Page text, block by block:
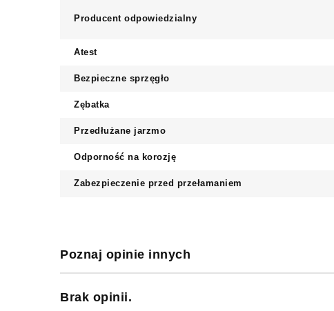
Producent odpowiedzialny
Atest
Bezpieczne sprzęgło
Zębatka
Przedłużane jarzmo
Odporność na korozję
Zabezpieczenie przed przełamaniem
Poznaj opinie innych
Brak opinii.